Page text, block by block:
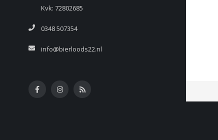
Kvk: 72802685
0348 507354
info@bierloods22.nl